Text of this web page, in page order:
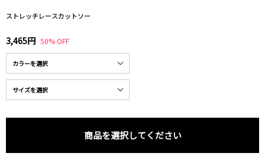
ストレッチレースカットソー
3,465円 50% OFF
商品を選択してください